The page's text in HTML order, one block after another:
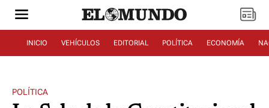
INICIO VEHÍCULOS EDITORIAL POLÍTICA ECONOMÍA
POLÍTICA